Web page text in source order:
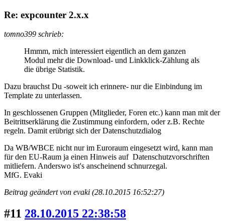
Re: expcounter 2.x.x
tomno399 schrieb:
Hmmm, mich interessiert eigentlich an dem ganzen
Modul mehr die Download- und Linkklick-Zählung als
die übrige Statistik.
Dazu brauchst Du -soweit ich erinnere- nur die Einbindung im
Template zu unterlassen.
In geschlossenen Gruppen (Mitglieder, Foren etc.) kann man mit der
Beitrittserklärung die Zustimmung einfordern, oder z.B. Rechte
regeln. Damit erübrigt sich der Datenschutzdialog
Da WB/WBCE nicht nur im Euroraum eingesetzt wird, kann man
für den EU-Raum ja einen Hinweis auf Datenschutzvorschriften
mitliefern. Anderswo ist's anscheinend schnurzegal.
MfG. Evaki
Beitrag geändert von evaki (28.10.2015 16:52:27)
#11 28.10.2015 22:38:58